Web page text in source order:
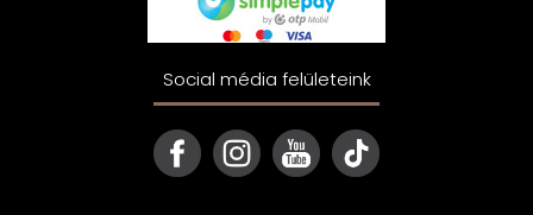
Social média felületeink